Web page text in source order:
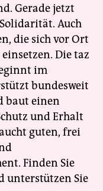
Gerade jetzt
Auch
die sich vor Ort
Die taz
im
bundesweit
baut einen
und Erhalt
guten, frei
Finden Sie
unterstützen Sie